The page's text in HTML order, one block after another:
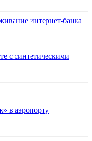
интернет-банка
с синтетическими
в аэропорту